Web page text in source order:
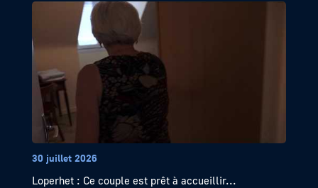
30 juillet 2026
Loperhet : Ce couple est prêt à accueillir...